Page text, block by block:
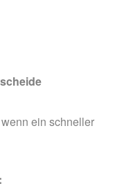
ein schneller